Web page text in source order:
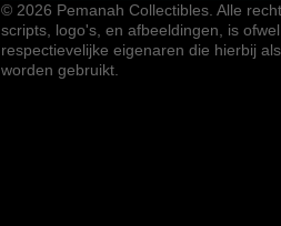
© 2026 Pemanah Collectibles. Alle
scripts, logo's, en afbeeldingen, is
respectievelijke eigenaren die hierbij